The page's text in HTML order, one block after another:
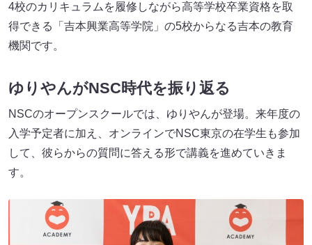
4校のカリキュラムを履修しながら高等学校卒業資格を取
得できる「吉本興業高等学院」の5校からなる吉本の教育
機関です。
ゆりやんがNSC時代を振り返る
NSCのオープンスクールでは、ゆりやんが登場。来年度の
入学予定者に加え、オンラインでNSC東京の在学生も参加
して、彼らからの質問に答える形で講義を進めていきま
す。